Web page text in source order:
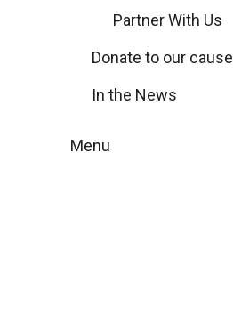
Partner With Us
Donate to our cause
In the News
Menu